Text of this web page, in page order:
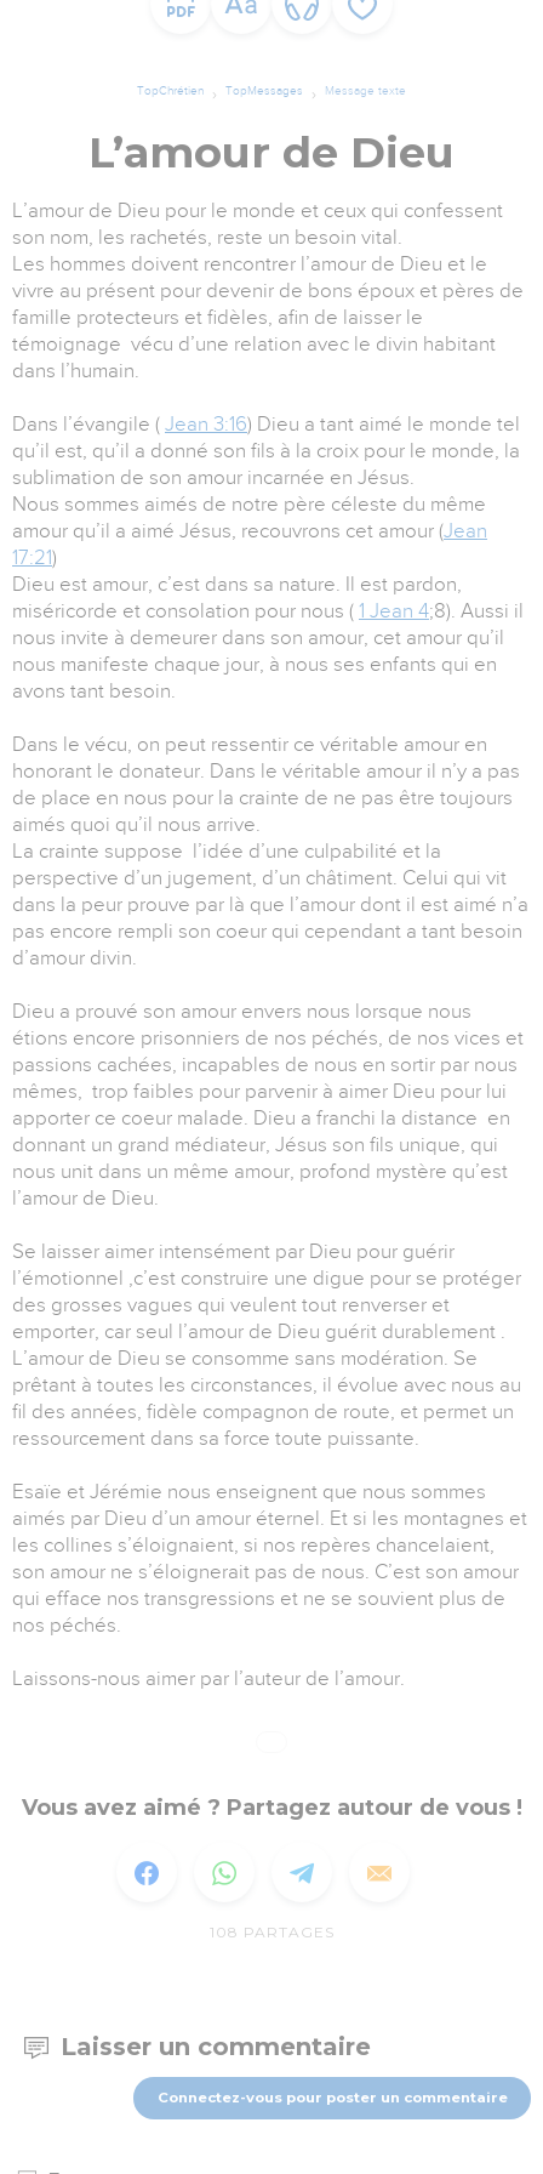
TopChrétien TopMessages Message texte
L’amour de Dieu
L’amour de Dieu pour le monde et ceux qui confessent
son nom, les rachetés, reste un besoin vital.
Les hommes doivent rencontrer l’amour de Dieu et le
vivre au présent pour devenir de bons époux et pères de
famille protecteurs et fidèles, afin de laisser le
témoignage vécu d’une relation avec le divin habitant
dans l’humain.
Dans l’évangile ( Jean 3:16) Dieu a tant aimé le monde tel
qu’il est, qu’il a donné son fils à la croix pour le monde, la
sublimation de son amour incarnée en Jésus.
Nous sommes aimés de notre père céleste du même
amour qu’il a aimé Jésus, recouvrons cet amour (Jean
17:21)
Dieu est amour, c’est dans sa nature. Il est pardon,
miséricorde et consolation pour nous ( 1 Jean 4;8). Aussi il
nous invite à demeurer dans son amour, cet amour qu’il
nous manifeste chaque jour, à nous ses enfants qui en
avons tant besoin.
Dans le vécu, on peut ressentir ce véritable amour en
honorant le donateur. Dans le véritable amour il n’y a pas
de place en nous pour la crainte de ne pas être toujours
aimés quoi qu’il nous arrive.
La crainte suppose l’idée d’une culpabilité et la
perspective d’un jugement, d’un châtiment. Celui qui vit
dans la peur prouve par là que l’amour dont il est aimé n’a
pas encore rempli son coeur qui cependant a tant besoin
d’amour divin.
Dieu a prouvé son amour envers nous lorsque nous
étions encore prisonniers de nos péchés, de nos vices et
passions cachées, incapables de nous en sortir par nous
mêmes, trop faibles pour parvenir à aimer Dieu pour lui
apporter ce coeur malade. Dieu a franchi la distance en
donnant un grand médiateur, Jésus son fils unique, qui
nous unit dans un même amour, profond mystère qu’est
l’amour de Dieu.
Se laisser aimer intensément par Dieu pour guérir
l’émotionnel ,c’est construire une digue pour se protéger
des grosses vagues qui veulent tout renverser et
emporter, car seul l’amour de Dieu guérit durablement .
L’amour de Dieu se consomme sans modération. Se
prêtant à toutes les circonstances, il évolue avec nous au
fil des années, fidèle compagnon de route, et permet un
ressourcement dans sa force toute puissante.
Esaïe et Jérémie nous enseignent que nous sommes
aimés par Dieu d’un amour éternel. Et si les montagnes et
les collines s’éloignaient, si nos repères chancelaient,
son amour ne s’éloignerait pas de nous. C’est son amour
qui efface nos transgressions et ne se souvient plus de
nos péchés.
Laissons-nous aimer par l’auteur de l’amour.
Vous avez aimé ? Partagez autour de vous !
108 PARTAGES
Laisser un commentaire
Connectez-vous pour poster un commentaire